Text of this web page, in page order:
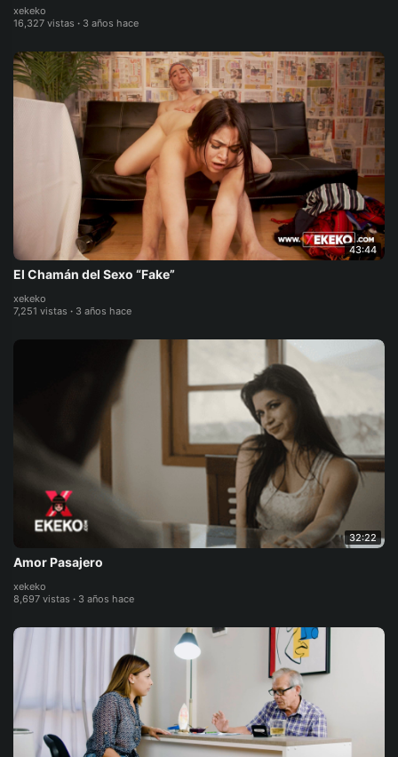
xekeko
16,327 vistas · 3 años hace
43:44
El Chamán del Sexo “Fake”
xekeko
7,251 vistas · 3 años hace
32:22
Amor Pasajero
xekeko
8,697 vistas · 3 años hace